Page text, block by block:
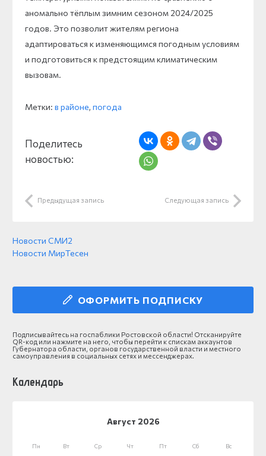
аномально тёплым зимним сезоном 2024/2025
годов. Это позволит жителям региона
адаптироваться к изменяющимся погодным условиям
и подготовиться к предстоящим климатическим
вызовам.
Метки: в районе, погода
Поделитесь
новостью:
Предыдущая запись Следующая запись
Новости СМИ2
Новости МирТесен
ОФОРМИТЬ ПОДПИСКУ
Подписывайтесь на госпаблики Ростовской области! Отсканируйте
QR-код или нажмите на него, чтобы перейти к спискам аккаунтов
Губернатора области, органов государственной власти и местного
самоуправления в социальных сетях и мессенджерах.
Календарь
Август 2026
Пн Вт Ср Чт Пт Сб Вс